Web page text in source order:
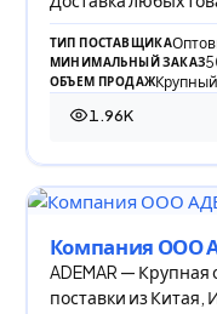
ТИП ПОСТАВЩИКА
МИНИМАЛЬНЫЙ ЗАКАЗ
ОБЪЕМ ПРОДАЖ
1.96K
1 963 просмотра
Компания ООО
ADEMAR —
поставки из Китая,